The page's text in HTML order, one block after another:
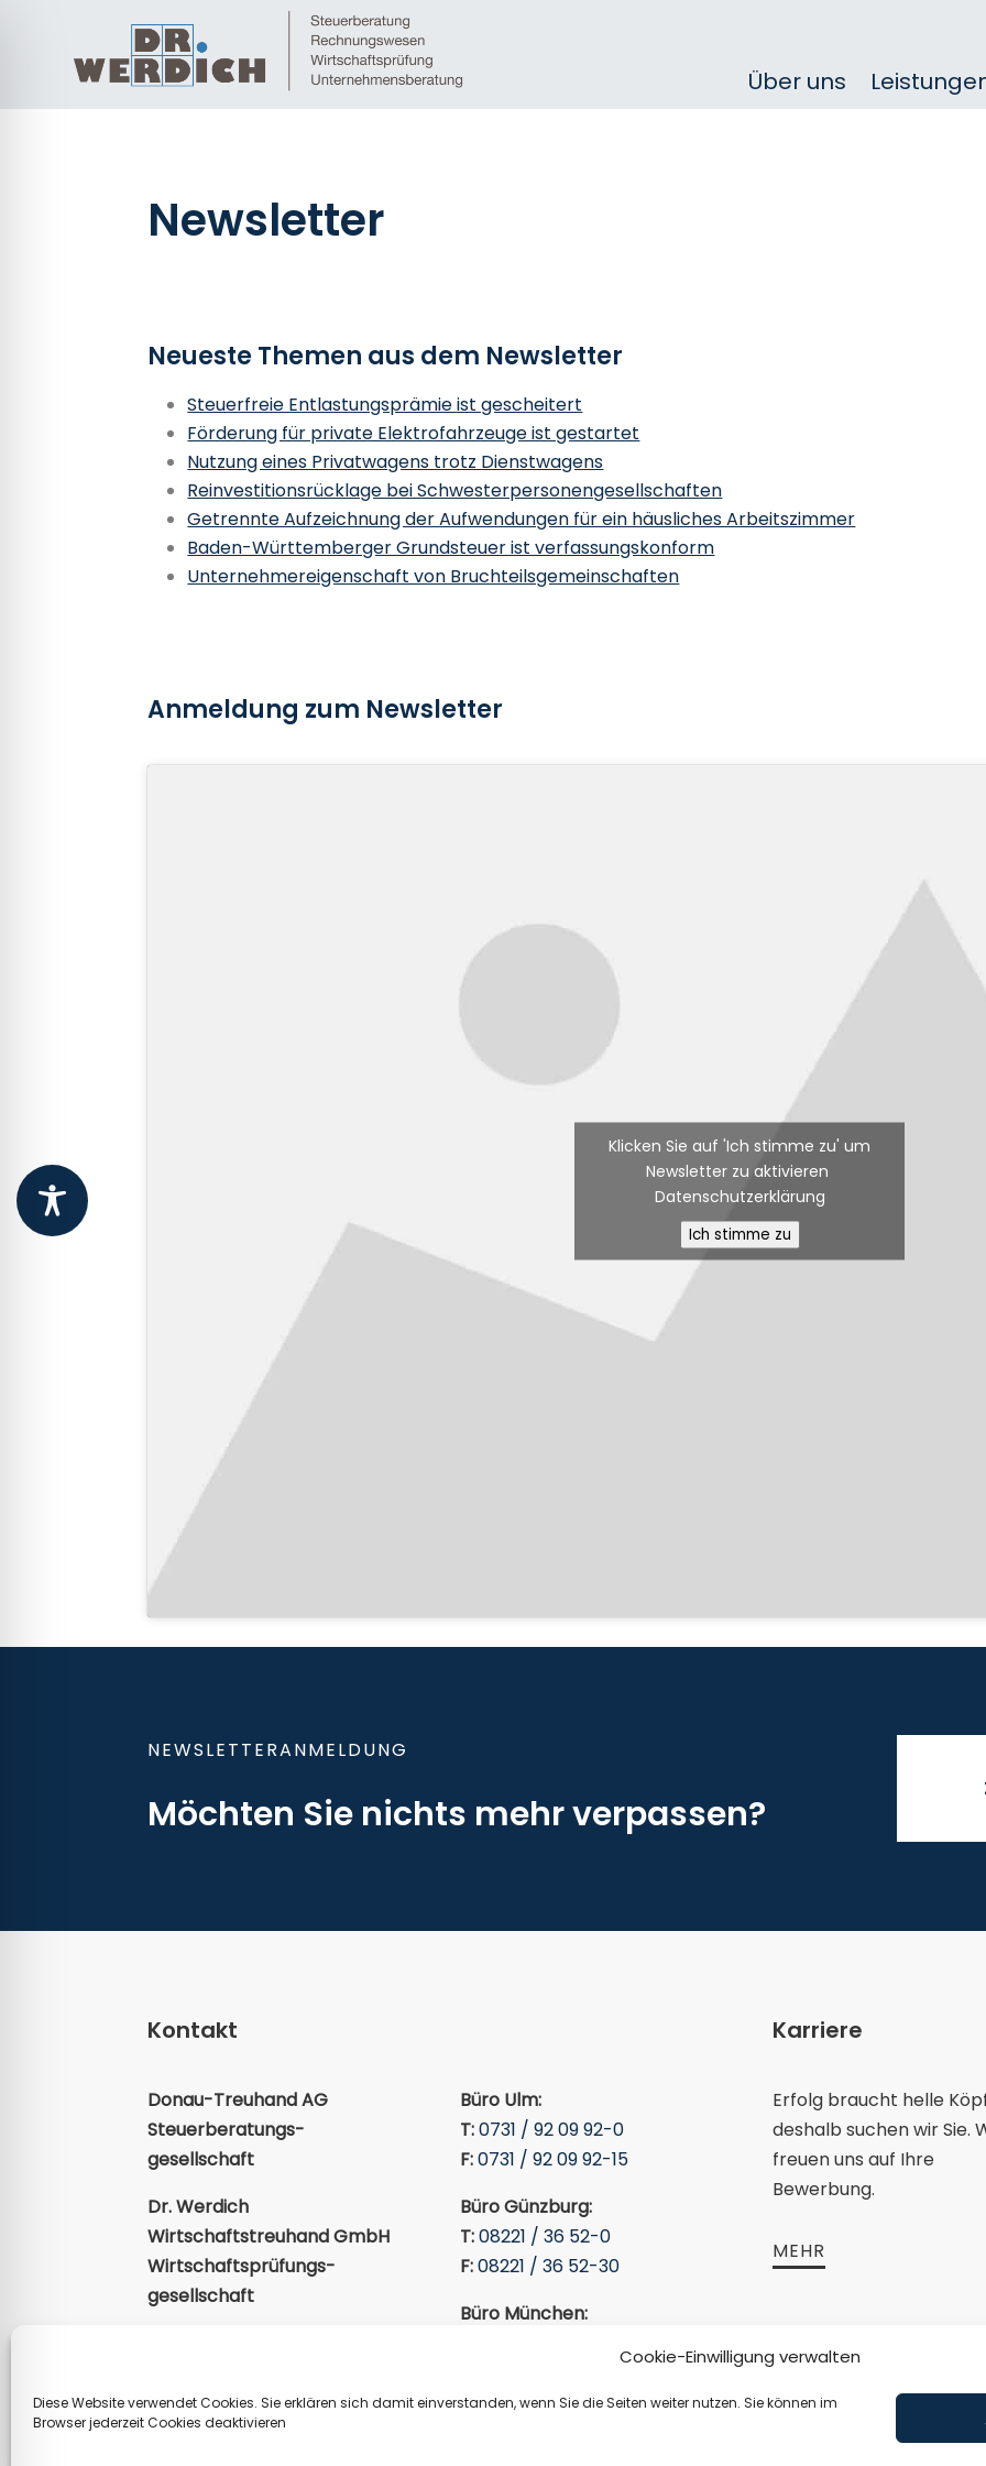
Cookie-Einwilligung verwalten
Diese Website verwendet Cookies. Sie erklären sich damit einverstanden, wenn Sie die Seiten weiter nutzen. Sie können im
Browser jederzeit Cookies deaktivieren
Über uns
Newsletter
Neueste Themen aus dem Newsletter
Steuerfreie Entlastungsprämie ist gescheitert
Förderung für private Elektrofahrzeuge ist gestartet
Nutzung eines Privatwagens trotz Dienstwagens
Reinvestitionsrücklage bei Schwesterpersonengesellschaften
Getrennte Aufzeichnung der Aufwendungen für ein häusliches Arbeitszimmer
Baden-Württemberger Grundsteuer ist verfassungskonform
Unternehmereigenschaft von Bruchteilsgemeinschaften
Anmeldung zum Newsletter
Klicken Sie auf 'Ich stimme zu' um
Newsletter zu aktivieren
Datenschutzerklärung
Ich stimme zu
NEWSLETTERANMELDUNG
Möchten Sie nichts mehr verpassen?
Kontakt
Donau-Treuhand AG
Steuerberatungs­
gesellschaft
Dr. Werdich
Wirtschaftstreuhand GmbH
Wirtschaftsprüfungs­
gesellschaft
Büro Ulm:
T:0731 / 92 09 92-0
F:0731 / 92 09 92-15
Büro Günzburg:
T:08221 / 36 52-0
F:08221 / 36 52-30
Büro München:
Karriere
Erfolg braucht helle
deshalb suchen wir Sie.
freuen uns auf Ihre
Bewerbung.
MEHR
Social Media
 Instagram